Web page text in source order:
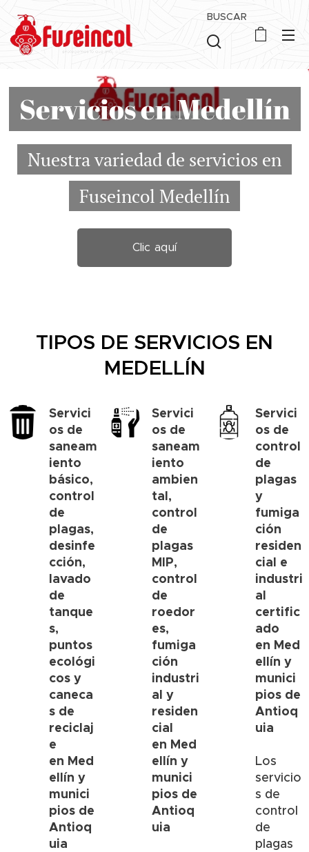
BUSCAR
Servicios en Medellín
Nuestra variedad de servicios en
Fuseincol Medellín
Clic aquí
TIPOS DE SERVICIOS EN
MEDELLÍN
Servici
os de
saneam
iento
básico,
control
de
plagas,
desinfe
cción,
lavado
de
tanque
s,
puntos
ecológi
cos y
caneca
s de
reciclaj
e
en Med
ellín y
munici
pios de
Antioq
uia
Servici
os de
saneam
iento
ambien
tal,
control
de
plagas
MIP,
control
de
roedor
es,
fumiga
ción
industri
al y
residen
cial
en Med
ellíny
munici
pios de
Antioq
uia
Servici
os de
control
de
plagas
y
fumiga
ción
residen
cial e
industri
al
certific
ado
en Med
ellín y
munici
pios de
Antioq
uia
Los
servicio
s de
control
de
plagas